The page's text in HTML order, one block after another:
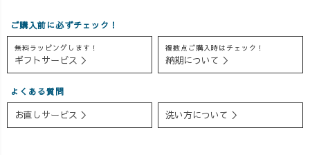
ご購入前に必ずチェック！
無料ラッピングします！
ギフトサービス ＞
複数点ご購入時はチェック！
納期について ＞
よくある質問
お直しサービス ＞ 洗い方について ＞